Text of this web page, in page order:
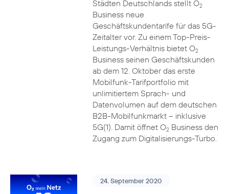
Städten Deutschlands stellt O2
Business neue
Geschäftskundentarife für das 5G-
Zeitalter vor. Zu einem Top-Preis-
Leistungs-Verhältnis bietet O2
Business seinen Geschäftskunden
ab dem 12. Oktober das erste
Mobilfunk-Tarifportfolio mit
unlimitiertem Sprach- und
Datenvolumen auf dem deutschen
B2B-Mobilfunkmarkt – inklusive
5G(1). Damit öffnet O2Business den
Zugang zum Digitalisierungs-Turbo.
24. September 2020